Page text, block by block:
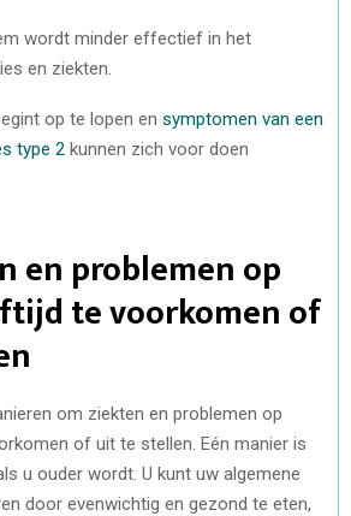
wordt minder effectief in het
en ziekten.
op te lopen en symptomen van een
type 2 kunnen zich voor doen
en problemen op
te voorkomen of
om ziekten en problemen op
of uit te stellen. Eén manier is
u ouder wordt. U kunt uw algemene
door evenwichtig en gezond te eten,